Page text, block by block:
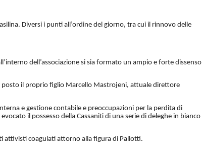
Diversi i punti all’ordine del giorno, tra cui il rinnovo delle
dell’associazione si sia formato un ampio e forte dissenso
posto il proprio figlio Marcello Mastrojeni, attuale direttore
e gestione contabile e preoccupazioni per la perdita di
il possesso della Cassaniti di una serie di deleghe in bianco
attivisti coagulati attorno alla figura di Pallotti.